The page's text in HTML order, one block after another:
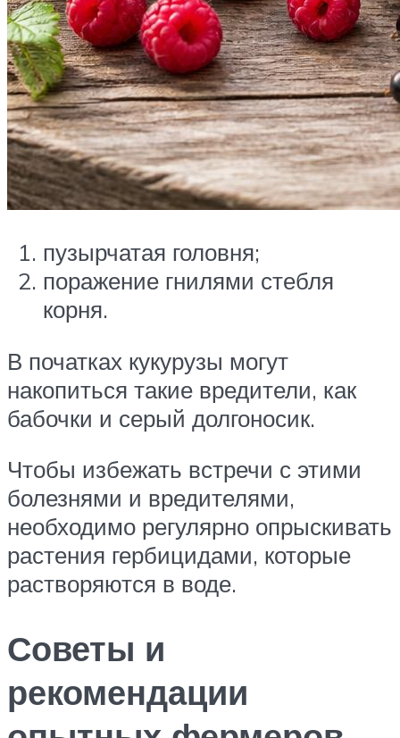
пузырчатая головня;
поражение гнилями стебля
корня.
В початках кукурузы могут
накопиться такие вредители, как
бабочки и серый долгоносик.
Чтобы избежать встречи с этими
болезнями и вредителями,
необходимо регулярно опрыскивать
растения гербицидами, которые
растворяются в воде.
Советы и
рекомендации